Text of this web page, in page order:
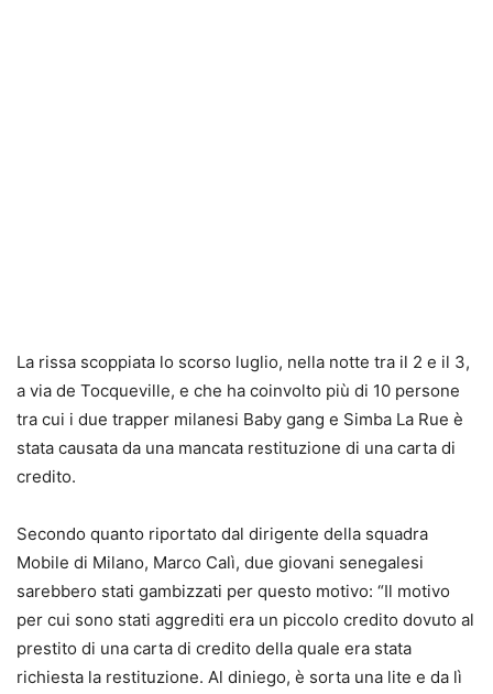
La rissa scoppiata lo scorso luglio, nella notte tra il 2 e il 3,
a via de Tocqueville, e che ha coinvolto più di 10 persone
tra cui i due trapper milanesi Baby gang e Simba La Rue è
stata causata da una mancata restituzione di una carta di
credito.
Secondo quanto riportato dal dirigente della squadra
Mobile di Milano, Marco Calì, due giovani senegalesi
sarebbero stati gambizzati per questo motivo: “Il motivo
per cui sono stati aggrediti era un piccolo credito dovuto al
prestito di una carta di credito della quale era stata
richiesta la restituzione. Al diniego, è sorta una lite e da lì